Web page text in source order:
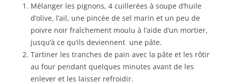
Mélanger les pignons, 4 cuillerées à soupe d’huile
d’olive, l’ail, une pincée de sel marin et un peu de
poivre noir fraîchement moulu à l’aide d’un mortier,
jusqu’à ce qu’ils deviennent une pâte.
Tartiner les tranches de pain avec la pâte et les rôtir
au four pendant quelques minutes avant de les
enlever et les laisser refroidir.